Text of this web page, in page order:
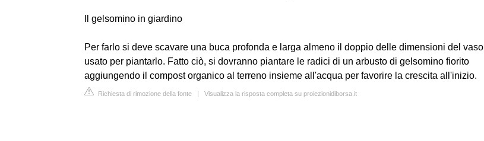
Il gelsomino in giardino
Per farlo si deve scavare una buca profonda e larga almeno il doppio delle dimensioni del vaso
usato per piantarlo. Fatto ciò, si dovranno piantare le radici di un arbusto di gelsomino fiorito
aggiungendo il compost organico al terreno insieme all'acqua per favorire la crescita all'inizio.
Richiesta di rimozione della fonte | Visualizza la risposta completa su proiezionidiborsa.it